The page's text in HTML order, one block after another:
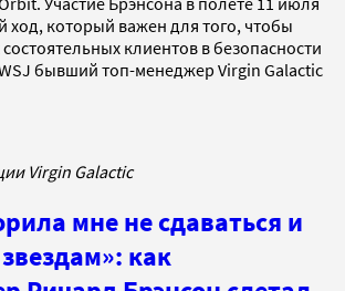
ход, который важен для того, чтобы
клиентов в безопасности
бывший топ-менеджер Virgin Galactic
Virgin Galactic
мне не сдаваться и
как